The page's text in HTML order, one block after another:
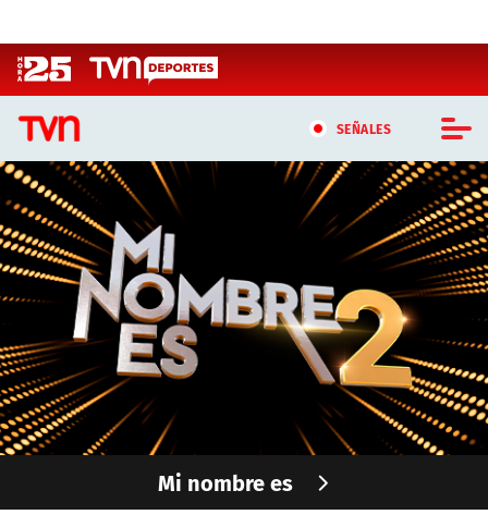
SEÑALES
CASTING MASTERCHEF CHILE
CASTING TVN VERTICAL
TVN VERTICAL
TVN PLAY
PROGRAMAS
TELESERIES
NTV
Mi nombre es